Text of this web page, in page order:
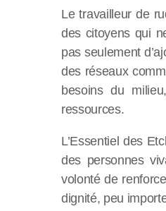
Le travailleur de
des citoyens qui
pas seulement
des réseaux
besoins du
ressources.
L’Essentiel des
des personnes
volonté de
dignité, peu